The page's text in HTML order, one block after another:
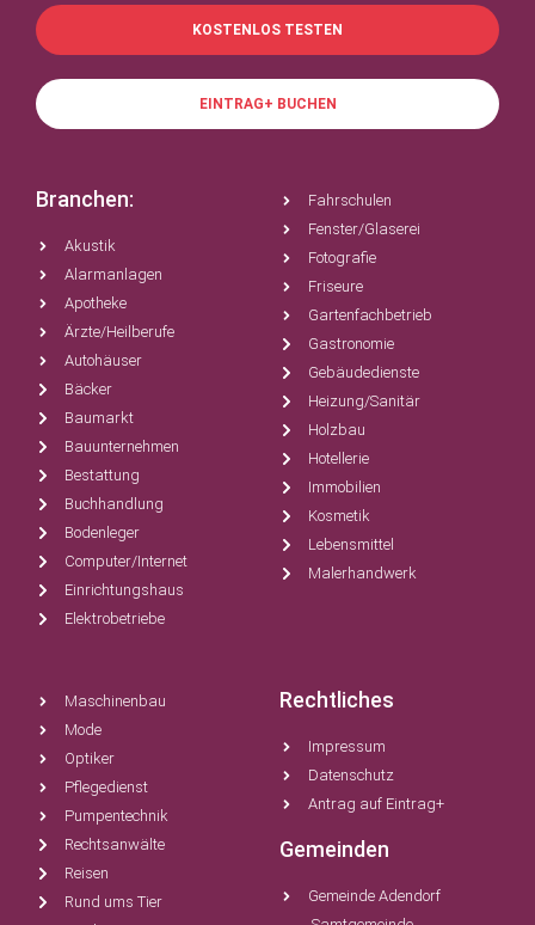
KOSTENLOS TESTEN
EINTRAG+ BUCHEN
Branchen:
Akustik
Alarmanlagen
Apotheke
Ärzte/Heilberufe
Autohäuser
Bäcker
Baumarkt
Bauunternehmen
Bestattung
Buchhandlung
Bodenleger
Computer/Internet
Einrichtungshaus
Elektrobetriebe
Fahrschulen
Fenster/Glaserei
Fotografie
Friseure
Gartenfachbetrieb
Gastronomie
Gebäudedienste
Heizung/Sanitär
Holzbau
Hotellerie
Immobilien
Kosmetik
Lebensmittel
Malerhandwerk
Maschinenbau
Mode
Optiker
Pflegedienst
Pumpentechnik
Rechtsanwälte
Reisen
Rund ums Tier
Rechtliches
Impressum
Datenschutz
Antrag auf Eintrag+
Gemeinden
Gemeinde Adendorf